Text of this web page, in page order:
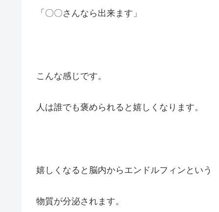
「〇〇さんなら出来ます」
こんな感じです。
人は誰でも褒められると嬉しくなります。
嬉しくなると脳内からエンドルフィンという
物質が分泌されます。